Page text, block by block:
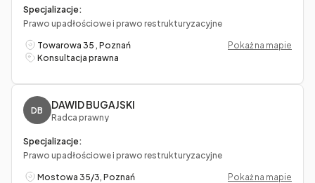
Specjalizacje:
Prawo upadłościowe i prawo restrukturyzacyjne
Towarowa 35 , Poznań
Pokaż na mapie
Konsultacja prawna
DB DAWID BUGAJSKI
Radca prawny
Specjalizacje:
Prawo upadłościowe i prawo restrukturyzacyjne
Mostowa 35/3, Poznań
Pokaż na mapie